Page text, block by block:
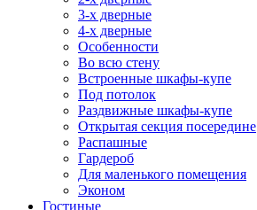
3-х дверные
4-х дверные
Особенности
Во всю стену
Встроенные шкафы-купе
Под потолок
Раздвижные шкафы-купе
Открытая секция посередине
Распашные
Гардероб
Для маленького помещения
Эконом
Гостиные